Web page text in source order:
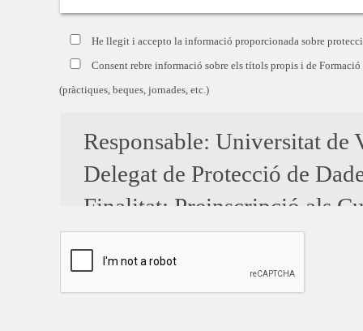
He llegit i accepto la informació proporcionada sobre
Consent rebre informació sobre els títols propis i de
(pràctiques, beques, jornades, etc.)
Responsable: Universitat
Delegat de Protecció de
Finalitat: Preinscripció als
Enviar informació rellevant
S'obtenen perfils a fi de